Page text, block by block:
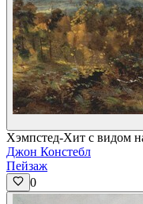
Хэмпстед-Хит с видом
Джон Констебл
Пейзаж
0